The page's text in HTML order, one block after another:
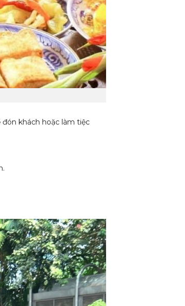
khách hoặc làm tiệc